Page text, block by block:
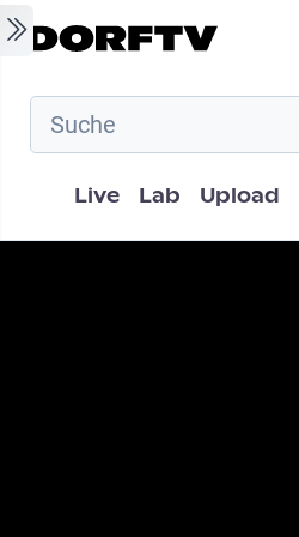
Skip to main content
Hauptnavigation
Live Lab Upload